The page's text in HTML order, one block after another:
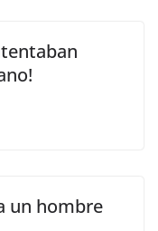
un hombre